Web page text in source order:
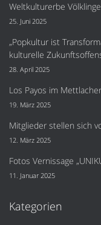
Weltkulturerbe
25. Juni 2025
„Popkultur ist
kulturelle
28. April 2025
Los Payos im
19. März 2025
Mitglieder stellen sich
12. März 2025
Fotos Vernissage
11. Januar 2025
Kategorien